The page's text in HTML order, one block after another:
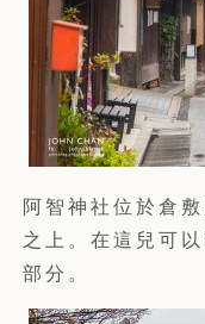
阿智神社位於倉
之上。在這兒可
部分。